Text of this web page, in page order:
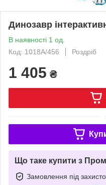
Динозавр
В наявності 1 од.
Код: 1018А/456
Роздріб
1 405 ₴
Що таке купити з
Замовлення під